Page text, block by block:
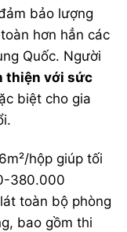
bảo lượng
hơn hẳn các
Quốc. Người
thiện với sức
biệt cho gia
hộp giúp tối
380.000
toàn bộ phòng
bao gồm thi